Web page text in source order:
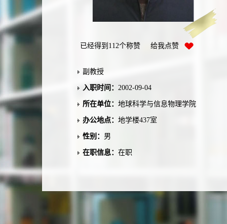
已经得到 112个称赞 给我点赞
副教授
入职时间： 2002-09-04
所在单位： 地球科学与信息物理学院
办公地点： 地学楼437室
性别： 男
在职信息： 在职